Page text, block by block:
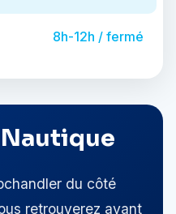
8h-12h / fermé
du côté
retrouverez avant